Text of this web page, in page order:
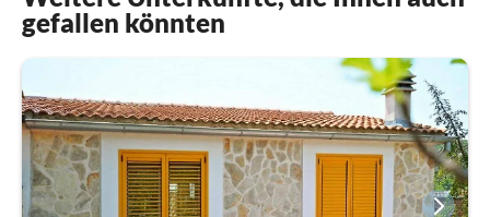
gefallen könnten